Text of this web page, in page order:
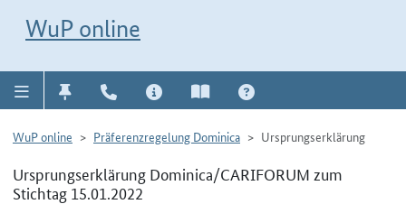
WuP online
WuP online Präferenzregelung Dominica Ursprungserklärung
Ursprungserklärung Dominica/CARIFORUM zum
Stichtag 15.01.2022